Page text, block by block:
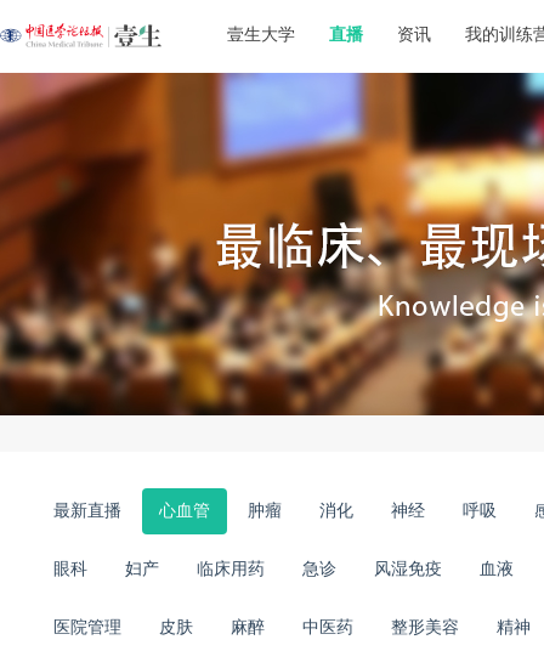
壹生大学 直播 资讯 我的训练
最新直播 心血管 肿瘤 消化 神经 呼吸
眼科 妇产 临床用药 急诊 风湿免疫 血液
医院管理 皮肤 麻醉 中医药 整形美容 精神